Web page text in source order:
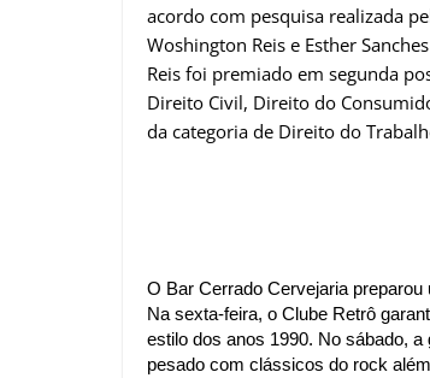
acordo com pesquisa realizada
Woshington Reis e Esther
Reis foi premiado em segunda
Direito Civil, Direito do
da categoria de Direito do
O Bar Cerrado Cervejaria
Na sexta-feira, o Clube Retrô
estilo dos anos 1990. No sábado, a
pesado com clássicos do rock